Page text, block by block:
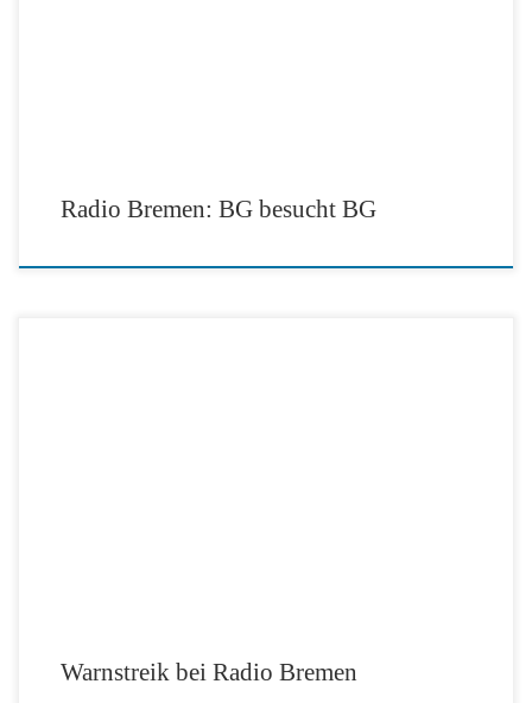
Radio Bremen: BG besucht BG
Warnstreik bei Radio Bremen